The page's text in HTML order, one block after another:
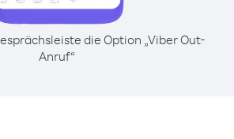
die Option „Viber Out-
Anruf“